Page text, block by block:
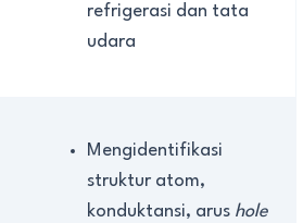
refrigerasi dan tata
udara
Mengidentifikasi
struktur atom,
konduktansi, arus hole